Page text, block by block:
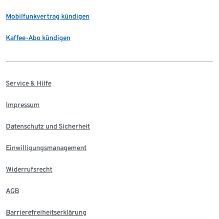
Mobilfunkvertrag kündigen
Kaffee-Abo kündigen
Service & Hilfe
Impressum
Datenschutz und Sicherheit
Einwilligungsmanagement
Widerrufsrecht
AGB
Barrierefreiheitserklärung